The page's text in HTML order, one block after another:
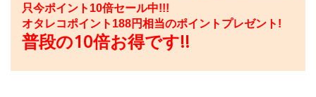
只今ポイント10倍セール中!!!
オタレコポイント 188円相当のポイントプレゼント!
普段の10倍お得です!!